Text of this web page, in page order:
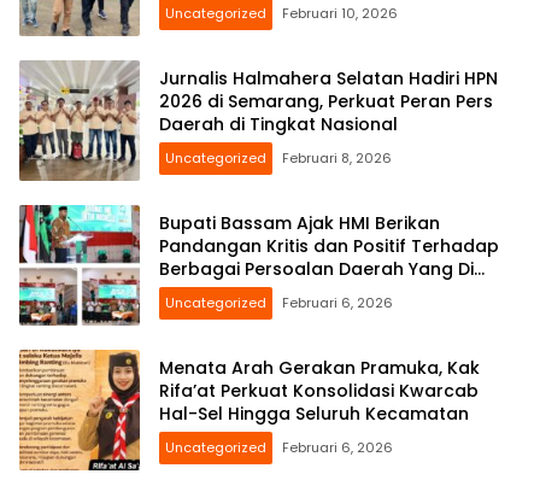
Uncategorized Februari 10, 2026
Jurnalis Halmahera Selatan Hadiri HPN
2026 di Semarang, Perkuat Peran Pers
Daerah di Tingkat Nasional
Uncategorized Februari 8, 2026
Bupati Bassam Ajak HMI Berikan
Pandangan Kritis dan Positif Terhadap
Berbagai Persoalan Daerah Yang Di
Hadapi Bersama
Uncategorized Februari 6, 2026
Menata Arah Gerakan Pramuka, Kak
Rifa’at Perkuat Konsolidasi Kwarcab
Hal-Sel Hingga Seluruh Kecamatan
Uncategorized Februari 6, 2026